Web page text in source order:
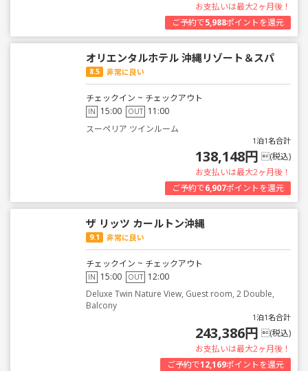
お支払いは最大2ヶ月後！
ご予約で5,988ポイントを還元
オリエンタルホテル 沖縄リゾート＆スパ
8.5 非常に良い
チェックイン ~ チェックアウト
IN 15:00 OUT 11:00
スーペリア ツインルーム
1泊1名合計
138,148円 (税込)
お支払いは最大2ヶ月後！
ご予約で6,907ポイントを還元
ザ リッツ カールトン沖縄
9.1 非常に良い
チェックイン ~ チェックアウト
IN 15:00 OUT 12:00
Deluxe Twin Nature View, Guest room, 2 Double,
Balcony
1泊1名合計
243,386円 (税込)
お支払いは最大2ヶ月後！
ご予約で12,169ポイントを還元